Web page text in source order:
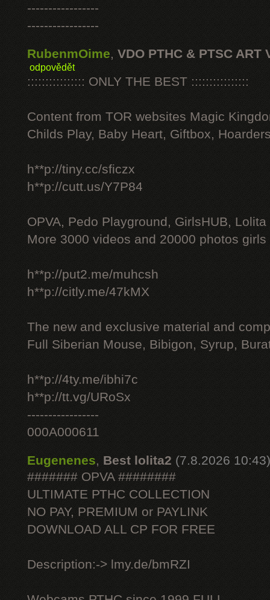
-----------------
-----------------
RubenmOime, VDO PTHC & PTSC ART
odpovědět
:::::::::::::::: ONLY THE BEST ::::::::::::::::
Content from TOR websites Magic
Childs Play, Baby Heart, Giftbox,
h**p://tiny.cc/sficzx
h**p://cutt.us/Y7P84
OPVA, Pedo Playground, GirlsHUB, Lolita
More 3000 videos and 20000 photos
h**p://put2.me/muhcsh
h**p://citly.me/47kMX
The new and exclusive material and
Full Siberian Mouse, Bibigon, Syrup,
h**p://4ty.me/ibhi7c
h**p://tt.vg/URoSx
-----------------
000A000611
Eugenenes, Best lolita2 (7.8.2026 10:43)
####### OPVA ########
ULTIMATE РТНС COLLECTION
NO PAY, PREMIUM or PAYLINK
DOWNLOAD ALL СР FOR FREE
Description:-> lmy.de/bmRZI